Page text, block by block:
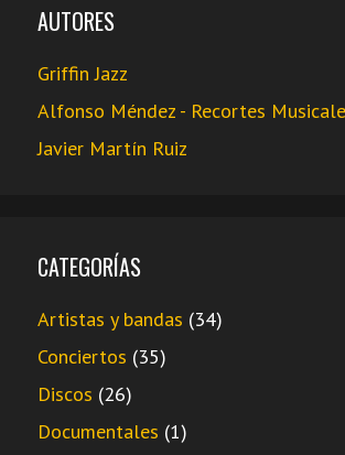
AUTORES
Griffin Jazz
Alfonso Méndez - Recortes
Javier Martín Ruiz
CATEGORÍAS
Artistas y bandas (34)
Conciertos (35)
Discos (26)
Documentales (1)